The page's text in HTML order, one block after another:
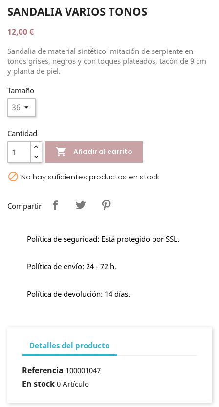
SANDALIA VARIOS TONOS
12,00 €
Sandalia de material sintético imitación de serpiente en
tonos grises, negros y con toques plateados, tacón de 9 cm
y planta de piel.
Tamaño
Cantidad
 Añadir al carrito
 No hay suficientes productos en stock
Compartir
Política de seguridad: Está protegido por SSL.
Política de envío: 24 - 72 h.
Política de devolución: 14 días.
Detalles del producto
Referencia 100001047
En stock 0 Artículo